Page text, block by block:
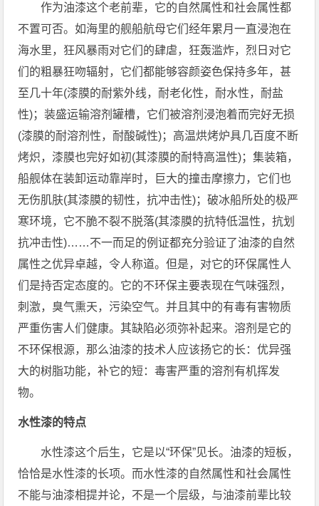
作为油漆这个老前辈，它的自然属性和社会属性都
不置可否。如海里的舰船航母它们经年累月一直浸泡在
海水里，狂风暴雨对它们的肆虐，狂轰滥炸，烈日对它
们的粗暴狂吻辐射，它们都能够容颜姿色保持多年，甚
至几十年(漆膜的耐紫外线，耐老化性，耐水性，耐盐
性)；装盛运输溶剂罐槽，它们被溶剂浸泡着而完好无损
(漆膜的耐溶剂性，耐酸碱性)；高温烘烤炉具几百度不断
烤炽，漆膜也完好如初(其漆膜的耐特高温性)；集装箱，
船舰体在装卸运动靠岸时，巨大的撞击摩擦力，它们也
无伤肌肤(其漆膜的韧性，抗冲击性)；破冰船所处的极严
寒环境，它不脆不裂不脱落(其漆膜的抗特低温性，抗划
抗冲击性)……不一而足的例证都充分验证了油漆的自然
属性之优异卓越，令人称道。但是，对它的环保属性人
们是持否定态度的。它的不环保主要表现在气味强烈，
刺激，臭气熏天，污染空气。并且其中的有毒有害物质
严重伤害人们健康。其缺陷必须弥补起来。溶剂是它的
不环保根源，那么油漆的技术人应该扬它的长：优异强
大的树脂功能，补它的短：毒害严重的溶剂有机挥发
物。
水性漆的特点
水性漆这个后生，它是以“环保”见长。油漆的短板，
恰恰是水性漆的长项。而水性漆的自然属性和社会属性
不能与油漆相提并论，不是一个层级，与油漆前辈比较